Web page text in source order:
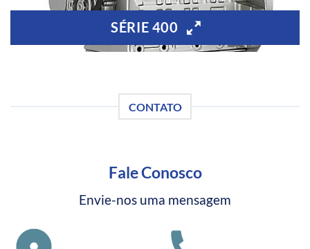
SÉRIE 400
CONTATO
Fale Conosco
Envie-nos uma mensagem